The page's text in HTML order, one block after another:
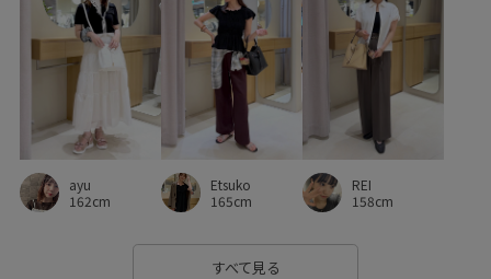
タック タンクトップ テレコ素材 デイリーで活躍
デイリー使い デニムに合わせる トレンド
トレンド感 ハンカチ ビスチェ ピンタック
フェミニン フォーマル フォーマルシーン
フリーサイズ フレアスカート ブラウス ブラック
ベルト ベーシック ホワイト
ayu
162cm
Etsuko
165cm
REI
158cm
すべて見る